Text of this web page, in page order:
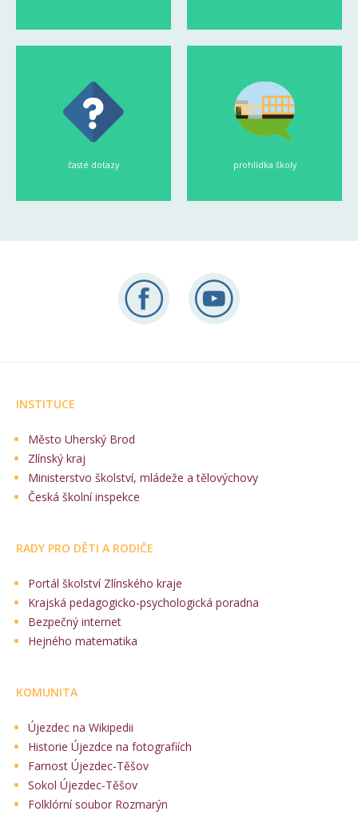
časté dotazy prohlídka školy
INSTITUCE
Město Uherský Brod
Zlínský kraj
Ministerstvo školství, mládeže a tělovýchovy
Česká školní inspekce
RADY PRO DĚTI A RODIČE
Portál školství Zlínského kraje
Krajská pedagogicko-psychologická poradna
Bezpečný internet
Hejného matematika
KOMUNITA
Újezdec na Wikipedii
Historie Újezdce na fotografiích
Farnost Újezdec-Těšov
Sokol Újezdec-Těšov
Folklórní soubor Rozmarýn